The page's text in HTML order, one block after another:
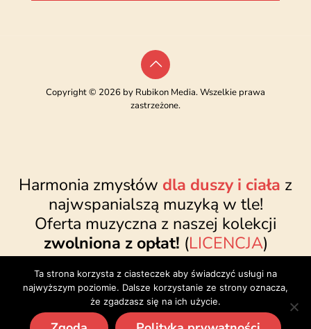
Copyright © 2026 by Rubikon Media. Wszelkie prawa
zastrzeżone.
Harmonia zmysłów dla duszy i ciała z
najwspanialszą muzyką w tle!
Oferta muzyczna z naszej kolekcji
zwolniona z opłat! (LICENCJA)
www.najwspanialsza.pl ● sklep@najwspanialsza.pl
●
facebook.com/najwspanialszapl
Ta strona korzysta z ciasteczek aby świadczyć usługi na
najwyższym poziomie. Dalsze korzystanie ze strony oznacza,
że zgadzasz się na ich użycie.